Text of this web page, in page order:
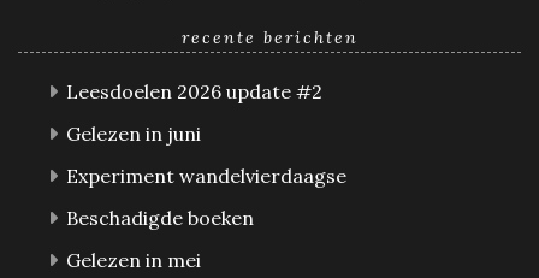
recente berichten
Leesdoelen 2026 update #2
Gelezen in juni
Experiment wandelvierdaagse
Beschadigde boeken
Gelezen in mei